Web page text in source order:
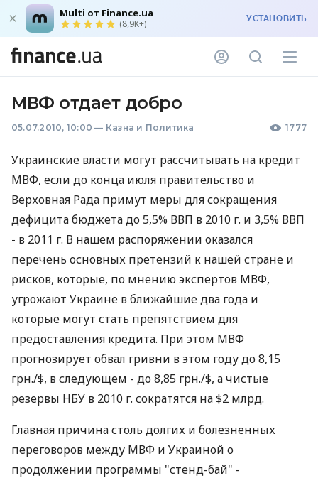
Multi от Finance.ua
(8,9K+) УСТАНОВИТЬ
МВФ отдает добро
05.07.2010, 10:00 — Казна и Политика 1777
Украинские власти могут рассчитывать на кредит
МВФ, если до конца июля правительство и
Верховная Рада примут меры для сокращения
дефицита бюджета до 5,5% ВВП в 2010 г. и 3,5% ВВП
- в 2011 г. В нашем распоряжении оказался
перечень основных претензий к нашей стране и
рисков, которые, по мнению экспертов МВФ,
угрожают Украине в ближайшие два года и
которые могут стать препятствием для
предоставления кредита. При этом МВФ
прогнозирует обвал гривни в этом году до 8,15
грн./$, в следующем - до 8,85 грн./$, а чистые
резервы НБУ в 2010 г. сократятся на $2 млрд.
Главная причина столь долгих и болезненных
переговоров между МВФ и Украиной о
продолжении программы "стенд-бай" -